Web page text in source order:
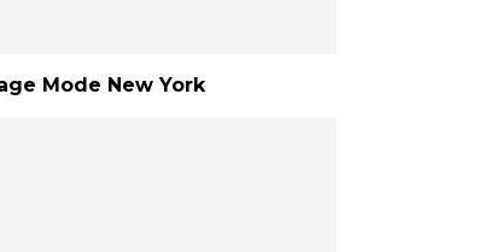
Mode New York